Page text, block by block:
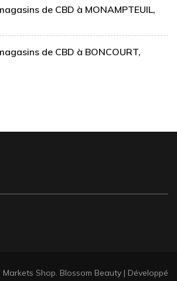
de CBD à MONAMPTEUIL,
de CBD à BONCOURT,
Markets Shop. Blossom Beauty | Développé